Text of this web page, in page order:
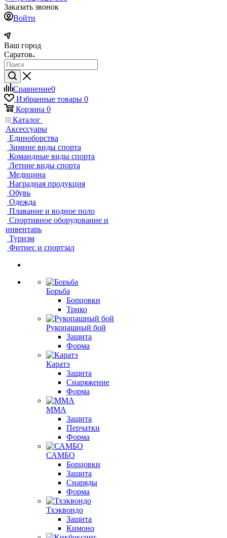
Заказать звонок
Войти
Ваш город
Саратов
Сравнение0
Избранные товары 0
Корзина 0
Каталог
Аксессуары
Единоборства
Зимние виды спорта
Командные виды спорта
Летние виды спорта
Медицина
Наградная продукция
Обувь
Одежда
Плавание и водное поло
Спортивное оборудование и
инвентарь
Туризм
Фитнес и спортзал
Борьба
Борцовки
Трико
Рукопашный бой
Защита
Форма
Каратэ
Защита
Снаряжение
Форма
ММА
Защита
Перчатки
Форма
САМБО
Борцовки
Защита
Снаряды
Форма
Тхэквондо
Защита
Кимоно